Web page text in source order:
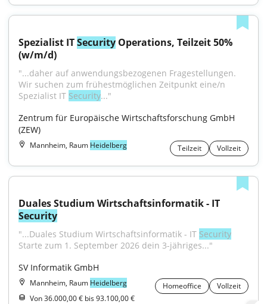
Spezialist IT Security Operations, Teilzeit 50%
(w/m/d)
"...daher auf anwendungsbezogenen Fragestellungen.
Wir suchen zum frühestmöglichen Zeitpunkt eine/n
Spezialist IT Security..."
Zentrum für Europäische Wirtschaftsforschung GmbH
(ZEW)
Mannheim, Raum Heidelberg Teilzeit Vollzeit
Security
"...Duales Studium Wirtschaftsinformatik - IT Security
Starte zum 1. September 2026 dein 3-jähriges..."
SV Informatik GmbH
Mannheim, Raum Heidelberg Homeoffice
Vollzeit
Von 36.000,00 € bis 93.100,00 €